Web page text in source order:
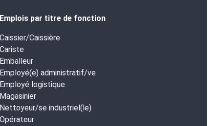
Emplois par titre de fonction
Caissier/Caissière
Cariste
Emballeur
Employé(e) administratif/ve
Employé logistique
Magasinier
Nettoyeur/se industriel(le)
Opérateur